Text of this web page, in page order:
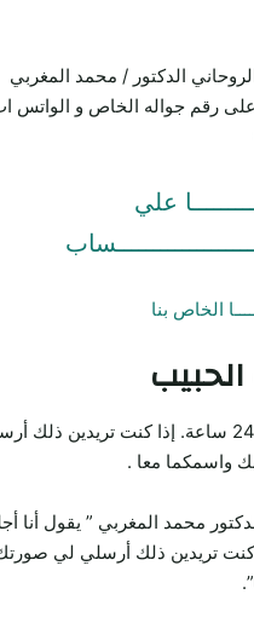
الدكتور / محمد المغربي
رقم جواله الخاص و الواتس
علي
الخاص بنا
جلب الحبيب خلال 24 ساعة. إذا كنت تريدين
واسمكما معا .
محمد المغربي ” يقول أنا
إذا كنت تريدين ذلك أرسلي لي